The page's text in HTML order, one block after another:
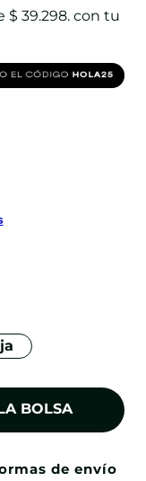
$ 39.298. con tu
BOLSA
de envío